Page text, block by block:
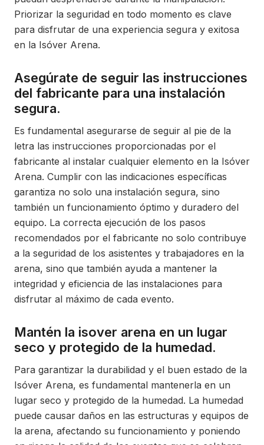
Priorizar la seguridad en todo momento es clave
para disfrutar de una experiencia segura y exitosa
en la Isóver Arena.
Asegúrate de seguir las instrucciones
del fabricante para una instalación
segura.
Es fundamental asegurarse de seguir al pie de la
letra las instrucciones proporcionadas por el
fabricante al instalar cualquier elemento en la Isóver
Arena. Cumplir con las indicaciones específicas
garantiza no solo una instalación segura, sino
también un funcionamiento óptimo y duradero del
equipo. La correcta ejecución de los pasos
recomendados por el fabricante no solo contribuye
a la seguridad de los asistentes y trabajadores en la
arena, sino que también ayuda a mantener la
integridad y eficiencia de las instalaciones para
disfrutar al máximo de cada evento.
Mantén la isover arena en un lugar
seco y protegido de la humedad.
Para garantizar la durabilidad y el buen estado de la
Isóver Arena, es fundamental mantenerla en un
lugar seco y protegido de la humedad. La humedad
puede causar daños en las estructuras y equipos de
la arena, afectando su funcionamiento y poniendo